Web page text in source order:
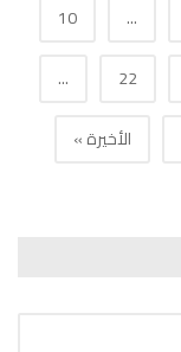
...
10
22
...
الأخيرة »